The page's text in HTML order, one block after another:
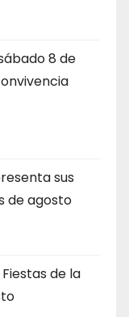
8 de
sus
de agosto
de la